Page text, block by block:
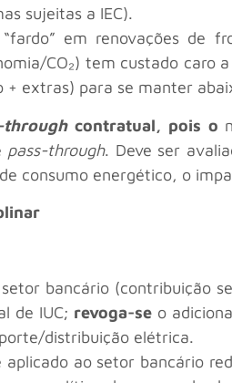
sujeitas a IEC).
em renovações de
CO₂) tem custado caro
+ extras) para se manter
throughcontratual, pois o
pass-through. Deve ser
consumo energético, o
bancário (contribuição
de IUC; revoga-se o
distribuição elétrica.
ao setor bancário